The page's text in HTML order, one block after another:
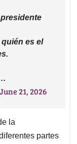
es el
June 21, 2026
la
partes